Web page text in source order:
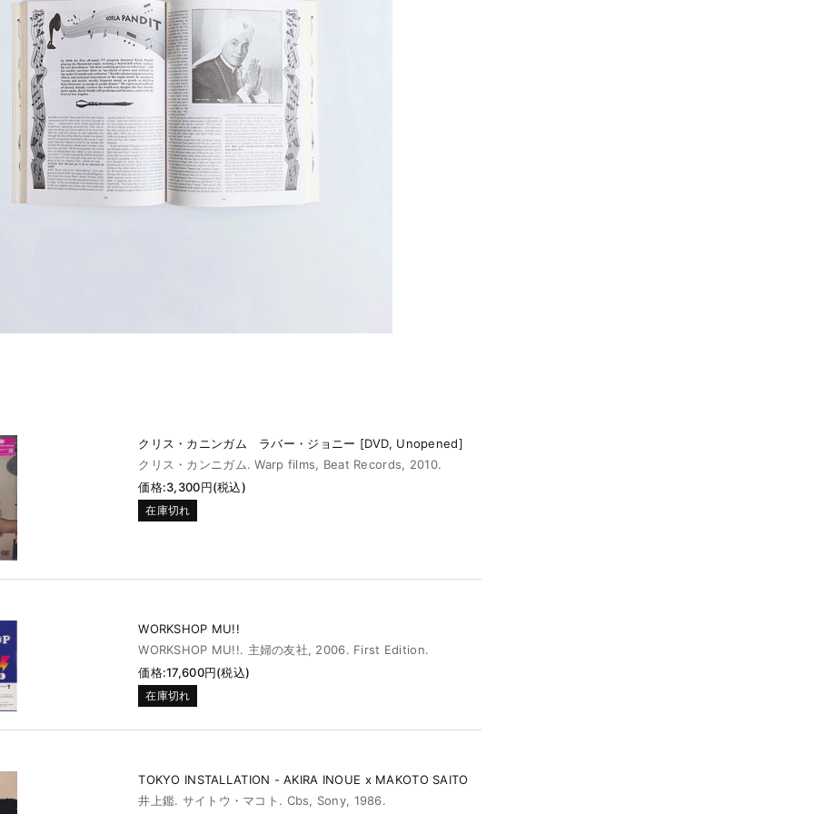
クリス・カニンガム ラバー・ジョニー [DVD, Unopened]
クリス・カンニガム. Warp films, Beat Records, 2010.
価格:3,300円(税込)
在庫切れ
WORKSHOP MU!!
WORKSHOP MU!!. 主婦の友社, 2006. First Edition.
価格:17,600円(税込)
在庫切れ
TOKYO INSTALLATION - AKIRA INOUE x MAKOTO SAITO
井上鑑. サイトウ・マコト. Cbs, Sony, 1986.